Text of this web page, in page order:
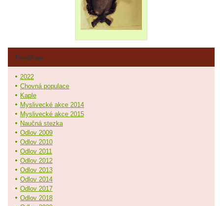
Fotoalbum
2022
Chovná populace
Kaple
Myslivecké akce 2014
Myslivecké akce 2015
Naučná stezka
Odlov 2009
Odlov 2010
Odlov 2011
Odlov 2012
Odlov 2013
Odlov 2014
Odlov 2017
Odlov 2018